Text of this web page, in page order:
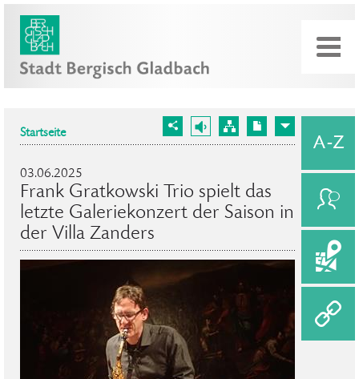
Startseite
03.06.2025
Frank Gratkowski Trio spielt das
letzte Galeriekonzert der Saison in
der Villa Zanders